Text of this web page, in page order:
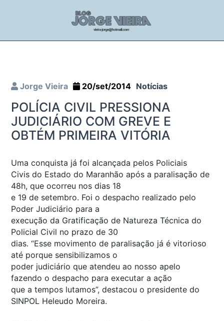
Jorge Vieira 20/set/2014 Notícias
POLÍCIA CIVIL PRESSIONA
JUDICIÁRIO COM GREVE E
OBTÉM PRIMEIRA VITÓRIA
Uma conquista já foi alcançada pelos Policiais
Civis do Estado do Maranhão após a paralisação de
48h, que ocorreu nos dias 18
e 19 de setembro. Foi o despacho realizado pelo
Poder Judiciário para a
execução da Gratificação de Natureza Técnica do
Policial Civil no prazo de 30
dias. “Esse movimento de paralisação já é vitorioso
até porque sensibilizamos o
poder judiciário que atendeu ao nosso apelo
fazendo o despacho para executar a ação
que a tempos lutamos”, destacou o presidente do
SINPOL Heleudo Moreira.